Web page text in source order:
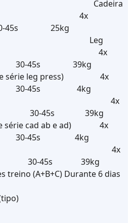
4x
45s 25kg
4x
39kg
série leg press) 4x
4kg
4x
39kg
série cad ab e ad) 4x
4kg
Adutora 4x
39kg
treino (A+B+C) Durante 6 dias